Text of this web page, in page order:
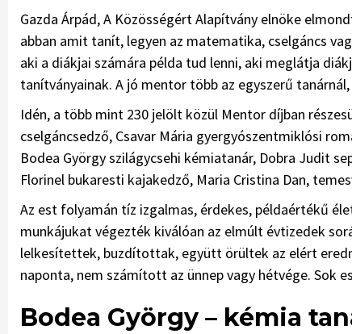
Gazda Árpád, A Közösségért Alapítvány elnöke
abban amit tanít, legyen az matematika, cselgáncs
aki a diákjai számára példa tud lenni, aki meglátja
tanítványainak. A jó mentor több az egyszerű
Idén, a több mint 230 jelölt közül Mentor díjban
cselgáncsedző, Csavar Mária gyergyószentmiklósi
Bodea György szilágycsehi kémiatanár, Dobra Judit
Florinel bukaresti kajakedző, Maria Cristina Dan,
Az est folyamán tíz izgalmas, érdekes, példaértékű
munkájukat végezték kiválóan az elmúlt évtizedek
lelkesítettek, buzdítottak, együtt örültek az elért
naponta, nem számított az ünnep vagy hétvége. Sok
Bodea György – kémia